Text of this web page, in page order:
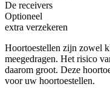
De receivers
Optioneel
extra verzekeren
Hoortoestellen zijn zowel
meegedragen. Het risico
daarom groot. Deze
voor uw hoortoestellen.